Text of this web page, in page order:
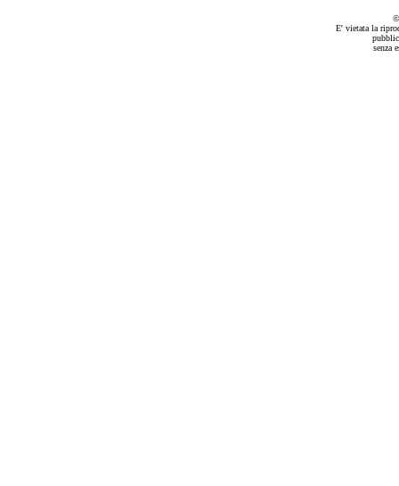
©
E' vietata la
senza